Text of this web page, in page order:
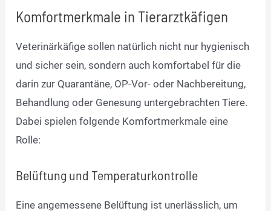
Komfortmerkmale in Tierarztkäfigen
Veterinärkäfige sollen natürlich nicht nur hygienisch
und sicher sein, sondern auch komfortabel für die
darin zur Quarantäne, OP-Vor- oder Nachbereitung,
Behandlung oder Genesung untergebrachten Tiere.
Dabei spielen folgende Komfortmerkmale eine
Rolle:
Belüftung und Temperaturkontrolle
Eine angemessene Belüftung ist unerlässlich, um